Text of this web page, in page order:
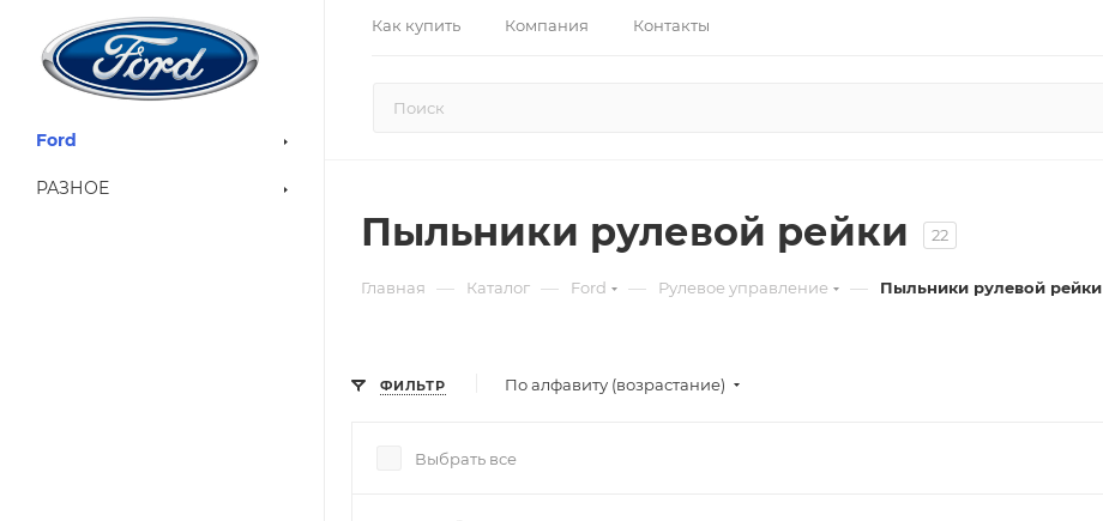
Как купить Компания Контакты
Ford
РАЗНОЕ
Пыльники рулевой рейки 22
Главная — Каталог — Ford — Рулевое управление — Пыльники рулевой рейки
ФИЛЬТР По алфавиту (возрастание)
Выбрать все